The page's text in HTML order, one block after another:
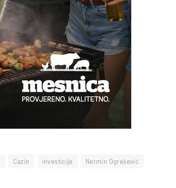
Cazin investicije
Nermin Ogrešević